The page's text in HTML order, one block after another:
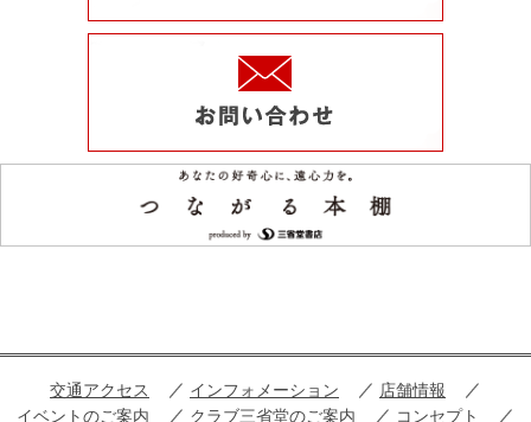
交通アクセス インフォメーション
店舗情報
イベントのご案内
クラブ三省堂のご案内 コンセプト